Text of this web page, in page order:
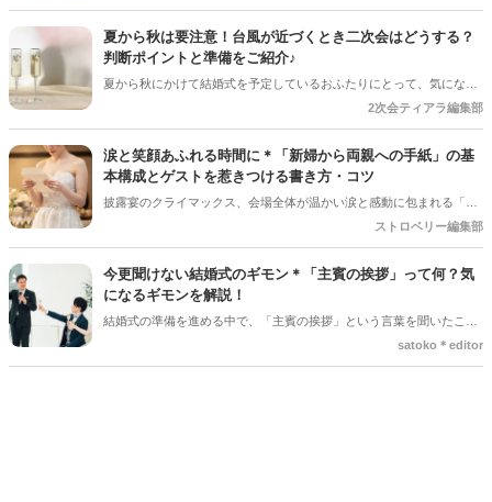
ンセル料」です。 「いつからキャンセル料がかかるの？」「全額支払
わないといけないの？」と不安に思う方も多いでしょう。 この記事で
は、結婚式のキャンセル料が発生するタイミングや相場、負担を抑え
る方法についてわかりやすく解説します。
夏から秋は要注意！台風が近づくとき二次会はどうする？
判断ポイントと準備をご紹介♪
夏から秋にかけて結婚式を予定しているおふたりにとって、気になる
のが台風の影響。 結婚式は予定通り開催できそうだけど、「二次会は
むケースも少なくありません＊ 今回は、台風が近づいているときに二
次会を開催するか判断するポイントや、事前に準備しておきたいこと
をご紹介します＊
2次会ティアラ編集部
涙と笑顔あふれる時間に＊「新婦から両親への手紙」の基
本構成とゲストを惹きつける書き方・コツ
披露宴のクライマックス、会場全体が温かい涙と感動に包まれる「新
婦からご両親への手紙」。結婚式準備の終盤、「何から書き始めれば
レ花嫁さんは本当にたくさんいます。 育ててくれた家族への感謝を伝
える大切な場面だからこそ、心からの想いをまっすぐ届けたいですよ
ね。今回は、読みやすい手紙の基本構成から、ゲストがおいてけぼり
にならないための素敵な工夫まで、詳しくご紹介します◎
ストロベリー編集部
今更聞けない結婚式のギモン＊「主賓の挨拶」って何？気
になるギモンを解説！
結婚式の準備を進める中で、「主賓の挨拶」という言葉を聞いたこと
がある人は多いのではないでしょうか＊ですが、具体的に何をするの
satoko＊editor